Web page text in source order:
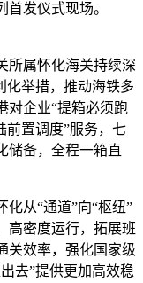
列首发仪式现场。
属怀化海关持续深
化举措，推动海铁多
对企业“提箱必须跑
前置调度”服务，七
储备，全程一箱直
从“通道”向“枢纽”
高密度运行，拓展班
关效率，强化国家级
去”提供更加高效稳